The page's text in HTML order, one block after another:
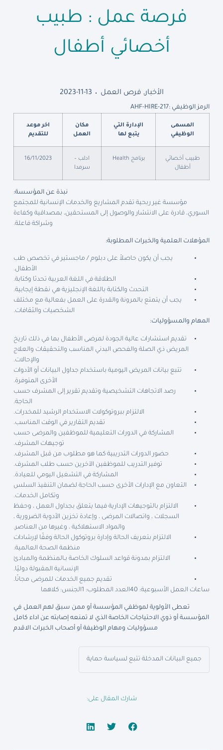
فرصة عمل : طبيب
أخصائي أطفال
الأخبار, فرص العمل 2023-11-13
الرمز الوظيفي :AHF-HIRE-217
المسمى
الوظيفي
الإدارة التي
يتبع لها
مكان
العمل
اخر موعد
للتقديم
طبيب أخصائي
أطفال
برنامج Health
ادلب –
سرمدا
16/11/2023
نبذة عن المؤسسة:
مؤسسة غير ربحية تقدم المشاريع والخدمات الإنسانية للمجتمع
السوري، قادرة على الانتشار والوصول إلى المستحقين، بمصداقية وكفاءة
وشراكة فاعلة.
المؤهلات العلمية والخبرات المطلوبة:
يجب أن يكون حاصلاً على دبلوم / ماجستير في تخصص طب
الأطفال.
الطلاقة في اللغة العربية تحدثا وكتابة.
التحدث والكتابة باللغة الإنجليزية هي نقطة إيجابية.
يجب أن يتمتع بالمرونة والقدرة على العمل بفعالية مع مختلف
الشخصيات والثقافات.
المهام والمسؤوليات:
تقديم استشارات عالية الجودة لمرضى الأطفال بما في ذلك تاريخ
المريض ذي الصلة والفحص البدني المناسب والتحقيقات والعلاج
والإحالات.
تتبع بيانات المريض اليومية باستخدام جداول البيانات أو الأدوات
الأخرى المتوفرة.
رصد الاتجاهات التشخيصية وتقديم تقرير إلى المشرف حسب
الحاجة.
الالتزام ببروتوكولات الاستخدام الرشيد للمخدرات.
تقديم التقارير في الوقت المناسب.
المشاركة في الدورات التعليمية للموظفين والمرضى حسب
توجيهات المشرف.
حضور الدورات التدريبية كما هو مطلوب من قبل المشرف.
توفير التدريب للموظفين الآخرين حسب طلب المشرف.
المشاركة في التشغيل اليومي للعيادة.
التعاون مع الإدارات الأخرى حسب الحاجة لضمان التنفيذ السلس
وتكامل الخدمات.
الالتزام بالتوجيهات الإدارية فيما يتعلق بجداول العمل ، وحفظ
السجلات ، واتصالات المرضى ، وإعادة تخزين الأدوية الضرورية ،
والمواد الاستهلاكية ، وغيرها من العناصر.
الالتزام بتعريف الحالة وإدارة بروتوكول الحالة وفقًا لإرشادات
منظمة الصحة العالمية.
الالتزام بمدونة قواعد السلوك الخاصة بـالمنظمة والمبادئ
الإنسانية المقبولة دوليًا.
تقديم جميع الخدمات للمرضى مجانًا.
ساعات العمل الأسبوعية: 40
العدد المطلوب: 1 الجنس: كلاهما
تعطى الأولوية لموظفي المؤسسة أو ممن سبق لهم العمل في
المؤسسة أو ذوي الاحتياجات الخاصة الذي لا تمنعه إصابته عن اداء كامل
مسؤوليات ومهام الوظيفة أو أصحاب الخبرات الاقدم
جميع البيانات المدخلة تتبع لسياسة حماية
شارك المقال على: